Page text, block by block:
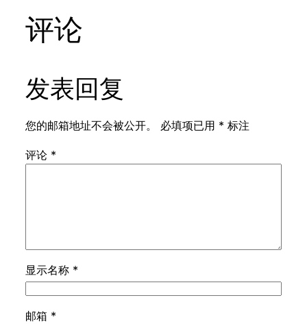
评论
发表回复
您的邮箱地址不会被公开。 必填项已用 * 标注
评论 *
显示名称 *
邮箱 *